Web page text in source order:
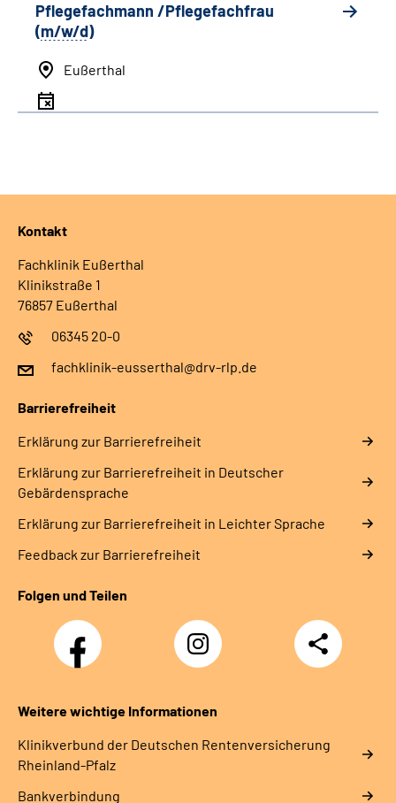
Pflegefachmann /Pflegefachfrau
(m/w/d)
Eußerthal
Kontakt
Fachklinik Eußerthal
Klinikstraße 1
76857 Eußerthal
06345 20-0
fachklinik-eusserthal@drv-rlp.de
Barrierefreiheit
Erklärung zur Barrierefreiheit
Erklärung zur Barrierefreiheit in Deutscher
Gebärdensprache
Erklärung zur Barrierefreiheit in Leichter Sprache
Feedback zur Barrierefreiheit
Folgen und Teilen
Facebook
Instagram
DRV
Nachwuchskräfte
Teilen
Weitere wichtige Informationen
Klinikverbund der Deutschen Rentenversicherung
Rheinland-Pfalz
Bankverbindung